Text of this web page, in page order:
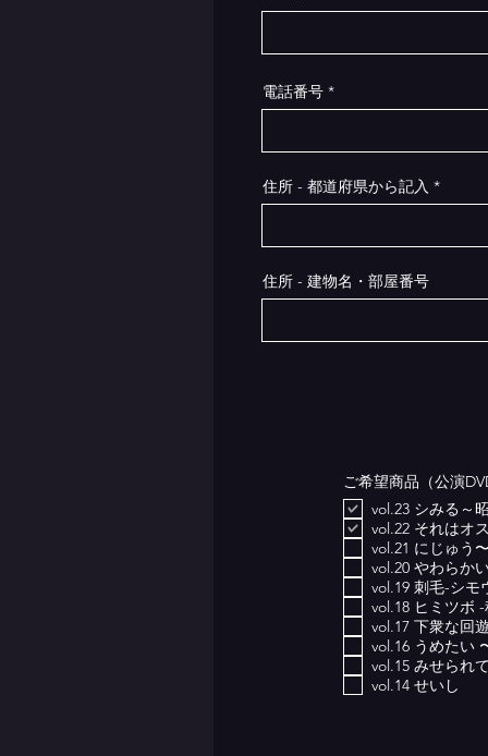
電話番号
住所 - 都道府県から記入
住所 - 建物名・部屋番号
ご希望商品（公演
vol.23 シみる～
vol.22 それはオ
vol.21 にじゅう
vol.20 やわらか
vol.19 刺毛-シモ
vol.18 ヒミツボ
vol.17 下衆な回
vol.16 うめたい
vol.15 みせられ
vol.14 せいし